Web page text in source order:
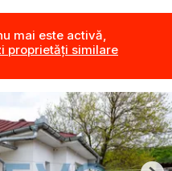
mai este activă,
proprietăți similare